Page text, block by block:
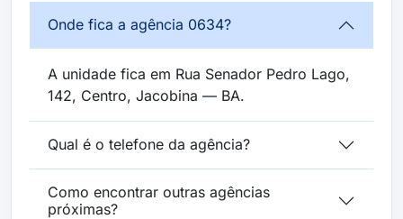
Onde fica a agência 0634?
A unidade fica em Rua Senador Pedro Lago,
142, Centro, Jacobina — BA.
Qual é o telefone da agência?
Como encontrar outras agências
próximas?